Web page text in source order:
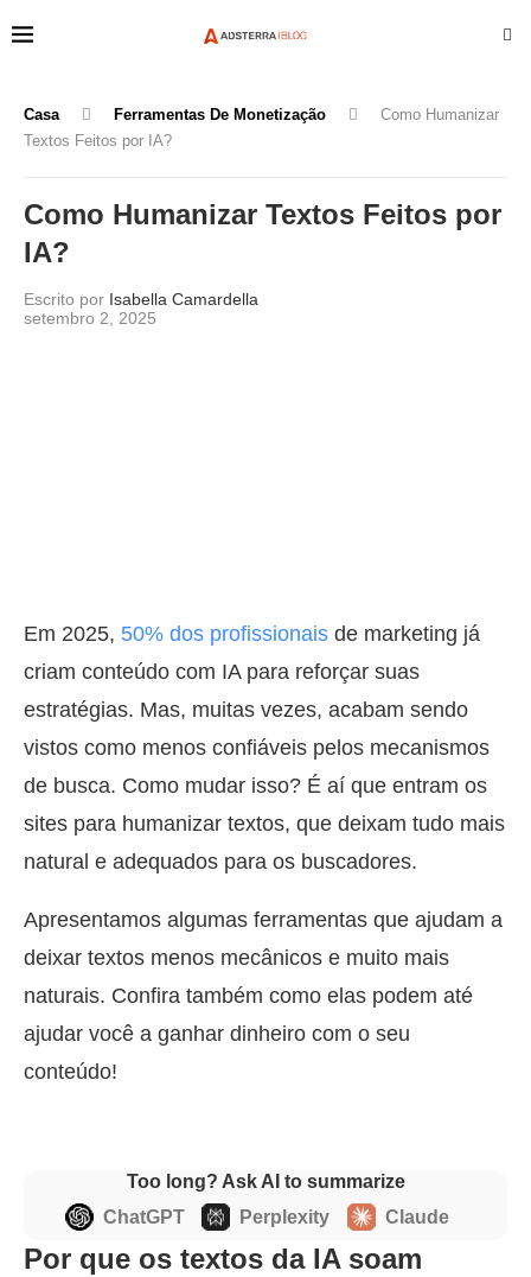
Casa Ferramentas De Monetização
Como Humanizar
Textos Feitos por IA?
Como Humanizar Textos Feitos por
IA?
Escrito por Isabella Camardella
setembro 2, 2025
Em 2025, 50% dos profissionais de marketing já
criam conteúdo com IA para reforçar suas
estratégias. Mas, muitas vezes, acabam sendo
vistos como menos confiáveis pelos mecanismos
de busca. Como mudar isso? É aí que entram os
sites para humanizar textos, que deixam tudo mais
natural e adequados para os buscadores.
Apresentamos algumas ferramentas que ajudam a
deixar textos menos mecânicos e muito mais
naturais. Confira também como elas podem até
ajudar você a ganhar dinheiro com o seu
conteúdo!
Too long? Ask AI to summarize
ChatGPT
Perplexity Claude
Por que os textos da IA ​​soam